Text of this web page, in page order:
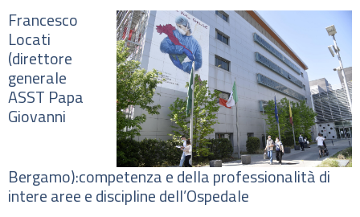
Francesco
Locati
(direttore
generale
ASST Papa
Giovanni
Bergamo):competenza e della professionalità di
intere aree e discipline dell’Ospedale